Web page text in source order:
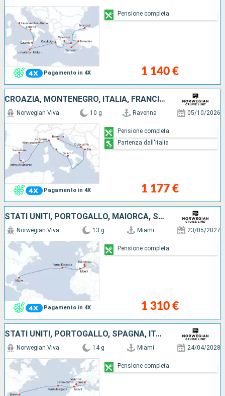
Pagamento in 4X 1 140 €
Pensione completa
CROAZIA, MONTENEGRO, ITALIA, FRANCIA, MAIORCA, SPAGNA
Pagamento in 4X
Norwegian Viva 10 g Ravenna 05/10/2026
1 177 €
Pensione completa
Partenza dall'Italia
STATI UNITI, PORTOGALLO, MAIORCA, SPAGNA
Pagamento in 4X
Norwegian Viva 13 g Miami 23/05/2027
1 310 €
Pensione completa
STATI UNITI, PORTOGALLO, SPAGNA, ITALIA
Norwegian Viva 14 g Miami 24/04/2028
Pensione completa